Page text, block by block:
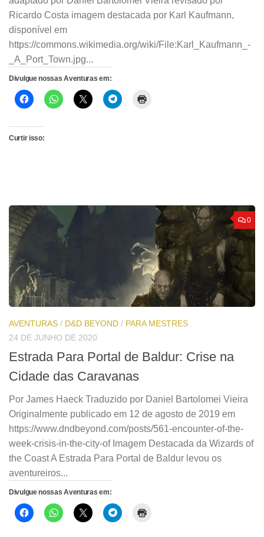
Ricardo Costa imagem destacada por Karl Kaufmann,
disponível em
https://commons.wikimedia.org/wiki/File:Karl_Kaufmann_-
_A_Port_Town.jpg...
Divulgue nossas Aventuras em:
Curtir isso:
0
AVENTURAS / D&D BEYOND / PARA MESTRES
24 DE JUNHO DE 2020
Estrada Para Portal de Baldur: Crise na
Cidade das Caravanas
Por James Haeck Traduzido por Daniel Bartolomei Vieira
Originalmente publicado em 12 de agosto de 2019 em
https://www.dndbeyond.com/posts/561-encounter-of-the-
week-crisis-in-the-city-of Imagem Destacada da Wizards of
the Coast A Estrada Para Portal de Baldur levou os
aventureiros...
Divulgue nossas Aventuras em: